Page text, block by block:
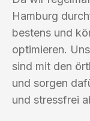
Hamburg
bestens und
optimieren.
sind mit den
und sorgen
und stressfrei